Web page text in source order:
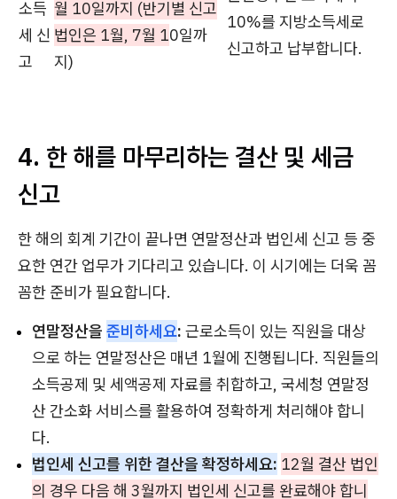
소득
세 신
고
월 10일까지 (반기별 신고
법인은 1월, 7월 10일까
지)
10%를 지방소득세로
신고하고 납부합니다.
4. 한 해를 마무리하는 결산 및 세금
신고
한 해의 회계 기간이 끝나면 연말정산과 법인세 신고 등 중
요한 연간 업무가 기다리고 있습니다. 이 시기에는 더욱 꼼
꼼한 준비가 필요합니다.
연말정산을 준비하세요: 근로소득이 있는 직원을 대상
으로 하는 연말정산은 매년 1월에 진행됩니다. 직원들의
소득공제 및 세액공제 자료를 취합하고, 국세청 연말정
산 간소화 서비스를 활용하여 정확하게 처리해야 합니
다.
법인세 신고를 위한 결산을 확정하세요: 12월 결산 법인
의 경우 다음 해 3월까지 법인세 신고를 완료해야 합니